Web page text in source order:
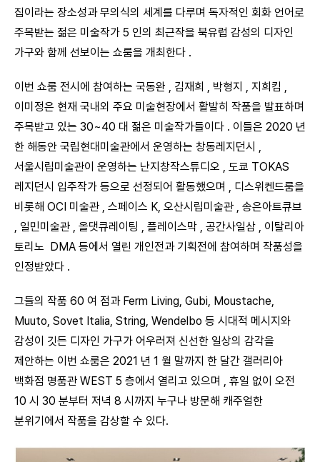
집이라는 장소성과 무의식의 세계를 다루며 독자적인 회화 언어로
주목받는 젊은 미술작가 5 인의 최근작을 북유럽 감성의 디자인
가구와 함께 선보이는 쇼룸을 개최한다 .
이번 쇼룸 전시에 참여하는 국동완 , 김재희 , 박형지 , 지희킴 ,
이미정은 현재 국내외 주요 미술현장에서 활발히 작품을 발표하며
주목받고 있는 30~40 대 젊은 미술작가들이다 . 이들은 2020 년
한 해동안 국립현대미술관에서 운영하는 창동레지던시 ,
서울시립미술관이 운영하는 난지창작스튜디오 , 도쿄 TOKAS
레지던시 입주작가 등으로 선정되어 활동했으며 , 디스위켄드룸을
비롯해 OCI 미술관 , 스페이스 K, 오산시립미술관 , 송은아트큐브
, 일민미술관 , 올댓큐레이팅 , 플레이스막 , 공간사일삼 , 이탈리아
토리노 ​ DMA 등에서 열린 개인전과 기획전에 참여하며 작품성을
인정받았다 .
그들의 작품 60 여 점과 Ferm Living, Gubi, Moustache,
Muuto, Sovet Italia, String, Wendelbo 등 시대적 메시지와
감성이 깃든 디자인 가구가 어우러져 신선한 일상의 감각을
제안하는 이번 쇼룸은 2021 년 1 월 말까지 한 달간 갤러리아
백화점 명품관 WEST 5 층에서 열리고 있으며 , 휴일 없이 오전
10 시 30 분부터 저녁 8 시까지 누구나 방문해 캐주얼한
분위기에서 작품을 감상할 수 있다.